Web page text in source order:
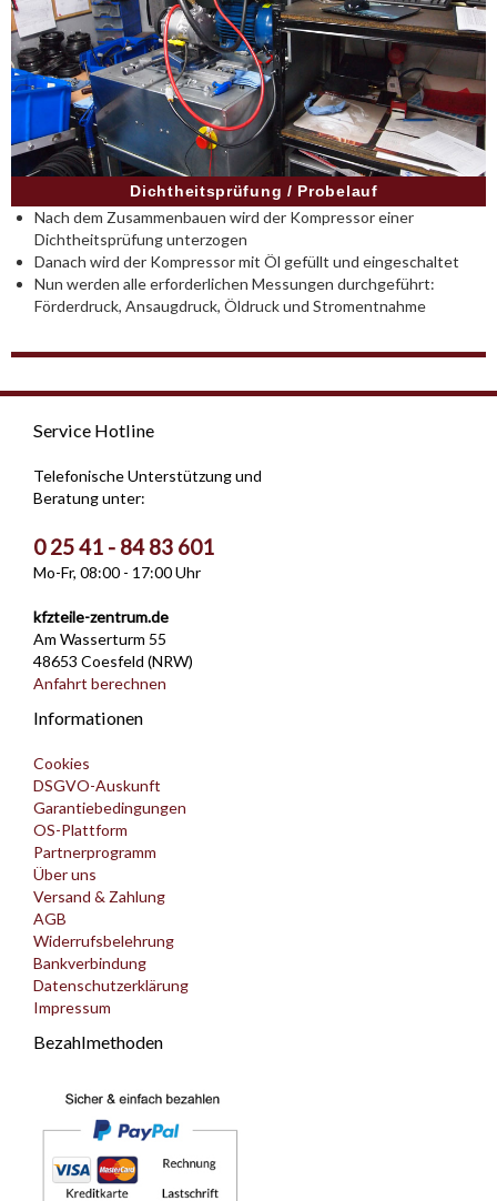
Dichtheitsprüfung / Probelauf
Nach dem Zusammenbauen wird der Kompressor einer
Dichtheitsprüfung unterzogen
Danach wird der Kompressor mit Öl gefüllt und eingeschaltet
Nun werden alle erforderlichen Messungen durchgeführt:
Förderdruck, Ansaugdruck, Öldruck und Stromentnahme
Service Hotline
Telefonische Unterstützung und
Beratung unter:
0 25 41 - 84 83 601
Mo-Fr, 08:00 - 17:00 Uhr
kfzteile-zentrum.de
Am Wasserturm 55
48653 Coesfeld (NRW)
Anfahrt berechnen
Informationen
Cookies
DSGVO-Auskunft
Garantiebedingungen
OS-Plattform
Partnerprogramm
Über uns
Versand & Zahlung
AGB
Widerrufsbelehrung
Bankverbindung
Datenschutzerklärung
Impressum
Bezahlmethoden